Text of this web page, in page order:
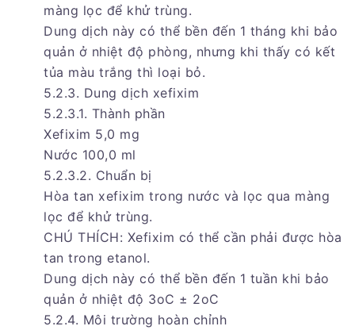
màng lọc để khử trùng.
Dung dịch này có thể bền đến 1 tháng khi bảo
quản ở nhiệt độ phòng, nhưng khi thấy có kết
tủa màu trắng thì loại bỏ.
5.2.3. Dung dịch xefixim
5.2.3.1. Thành phần
Xefixim 5,0 mg
Nước 100,0 ml
5.2.3.2. Chuẩn bị
Hòa tan xefixim trong nước và lọc qua màng
lọc để khử trùng.
CHÚ THÍCH: Xefixim có thể cần phải được hòa
tan trong etanol.
Dung dịch này có thể bền đến 1 tuần khi bảo
quản ở nhiệt độ 3oC ± 2oC
5.2.4. Môi trường hoàn chỉnh